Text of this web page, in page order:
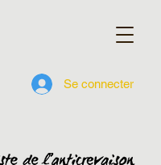
Se connecter